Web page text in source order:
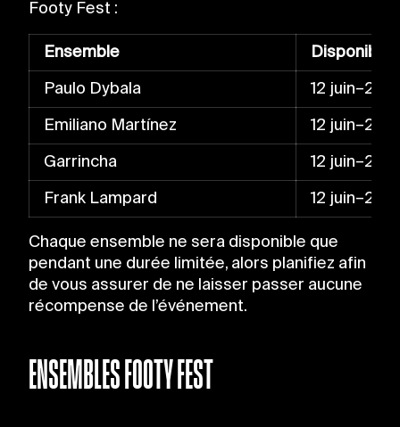
Footy Fest :
Ensemble
Paulo Dybala
12 juin–29
Emiliano Martínez
12 juin–29
Garrincha
12 juin–25
Frank Lampard
12 juin–25
Chaque ensemble ne sera disponible que
pendant une durée limitée, alors planifiez afin
de vous assurer de ne laisser passer aucune
récompense de l’événement.
ENSEMBLES FOOTY FEST